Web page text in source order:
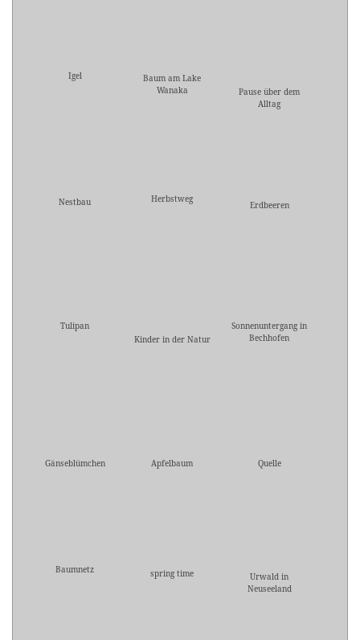
Igel
Baum am Lake
Wanaka
Pause über dem
Alltag
Nestbau Herbstweg
Erdbeeren
Tulipan
Kinder in der Natur
Sonnenuntergang in
Bechhofen
Gänseblümchen Apfelbaum Quelle
Baumnetz spring time
Urwald in
Neuseeland